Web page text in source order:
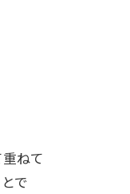
ねて
で